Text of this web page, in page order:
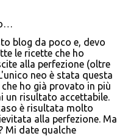
blog da poco e, devo
le ricette che ho
alla perfezione (oltre
neo è stata questa
ho già provato in più
un risultato accettabile.
è risultata molto
alla perfezione. Ma
Mi date qualche